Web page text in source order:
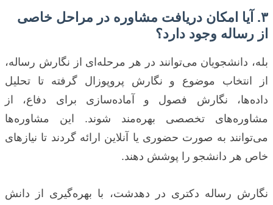
۳. آیا امکان دریافت مشاوره در مراحل خاصی
از رساله وجود دارد؟
بله، دانشجویان می‌توانند در هر مرحله‌ای از نگارش رساله،
از انتخاب موضوع و نگارش پروپوزال گرفته تا تحلیل
داده‌ها، نگارش فصول و آماده‌سازی برای دفاع، از
مشاوره‌های تخصصی بهره‌مند شوند. این مشاوره‌ها
می‌توانند به صورت حضوری یا آنلاین ارائه گردند تا نیازهای
خاص هر دانشجو را پوشش دهند.
نگارش رساله دکتری در دهدشت، با بهره‌گیری از دانش